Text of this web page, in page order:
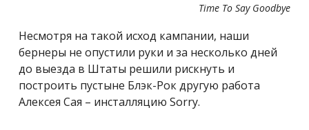
Time To Say Goodbye
Несмотря на такой исход кампании, наши
бернеры не опустили руки и за несколько дней
до выезда в Штаты решили рискнуть и
построить пустыне Блэк-Рок другую работа
Алексея Сая – инсталляцию Sorry.